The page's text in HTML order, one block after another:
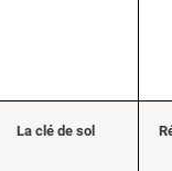
La clé de sol